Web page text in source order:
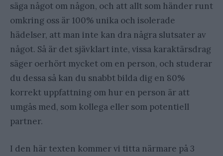
säga något om någon, och att allt som händer runt
omkring oss är 100% unika och isolerade
hädelser, att man inte kan dra några slutsater av
något. Så är det sjävklart inte, vissa karaktärsdrag
säger oerhört mycket om en person, och studerar
du dessa så kan du snabbt bilda dig en 80%
korrekt uppfattning om hur en person är att
umgås med, som kollega eller som potentiell
partner.
I den här texten kommer vi titta närmare på 3